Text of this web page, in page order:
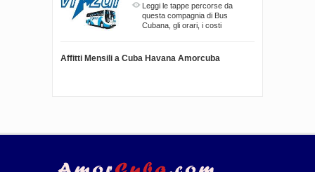
Leggi le tappe percorse da
questa compagnia di Bus
Cubana, gli orari, i costi
Affitti Mensili a Cuba Havana Amorcuba